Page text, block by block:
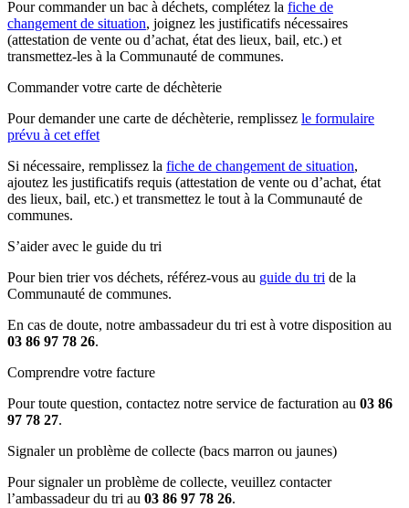
Pour commander un bac à déchets, complétez la fiche de
changement de situation, joignez les justificatifs nécessaires
(attestation de vente ou d’achat, état des lieux, bail, etc.) et
transmettez-les à la Communauté de communes.
Commander votre carte de déchèterie
Pour demander une carte de déchèterie, remplissez le formulaire
prévu à cet effet
Si nécessaire, remplissez la fiche de changement de situation,
ajoutez les justificatifs requis (attestation de vente ou d’achat, état
des lieux, bail, etc.) et transmettez le tout à la Communauté de
communes.
S’aider avec le guide du tri
Pour bien trier vos déchets, référez-vous au guide du tri de la
Communauté de communes.
En cas de doute, notre ambassadeur du tri est à votre disposition au
03 86 97 78 26.
Comprendre votre facture
Pour toute question, contactez notre service de facturation au 03 86
97 78 27.
Signaler un problème de collecte (bacs marron ou jaunes)
Pour signaler un problème de collecte, veuillez contacter
l’ambassadeur du tri au 03 86 97 78 26.